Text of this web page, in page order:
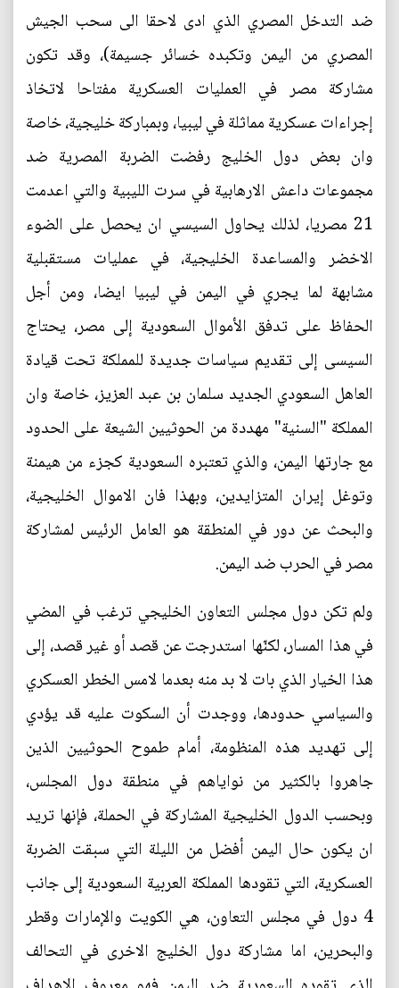
ضد التدخل المصري الذي ادى لاحقا الى سحب الجيش
المصري من اليمن وتكبده خسائر جسيمة)، وقد تكون
مشاركة مصر في العمليات العسكرية مفتاحا لاتخاذ
إجراءات عسكرية مماثلة في ليبيا، وبمباركة خليجية، خاصة
وان بعض دول الخليج رفضت الضربة المصرية ضد
مجموعات داعش الارهابية في سرت الليبية والتي اعدمت
21 مصريا، لذلك يحاول السيسي ان يحصل على الضوء
الاخضر والمساعدة الخليجية، في عمليات مستقبلية
مشابهة لما يجري في اليمن في ليبيا ايضا، ومن أجل
الحفاظ على تدفق الأموال السعودية إلى مصر، يحتاج
السيسى إلى تقديم سياسات جديدة للمملكة تحت قيادة
العاهل السعودي الجديد سلمان بن عبد العزيز، خاصة وان
المملكة "السنية" مهددة من الحوثيين الشيعة على الحدود
مع جارتها اليمن، والذي تعتبره السعودية كجزء من هيمنة
وتوغل إيران المتزايدين، وبهذا فان الاموال الخليجية،
والبحث عن دور في المنطقة هو العامل الرئيس لمشاركة
مصر في الحرب ضد اليمن.
ولم تكن دول مجلس التعاون الخليجي ترغب في المضي
في هذا المسار، لكنّها استدرجت عن قصد أو غير قصد، إلى
هذا الخيار الذي بات لا بد منه بعدما لامس الخطر العسكري
والسياسي حدودها، ووجدت أن السكوت عليه قد يؤدي
إلى تهديد هذه المنظومة، أمام طموح الحوثيين الذين
جاهروا بالكثير من نواياهم في منطقة دول المجلس،
وبحسب الدول الخليجية المشاركة في الحملة، فإنها تريد
ان يكون حال اليمن أفضل من الليلة التي سبقت الضربة
العسكرية، التي تقودها المملكة العربية السعودية إلى جانب
4 دول في مجلس التعاون، هي الكويت والإمارات وقطر
والبحرين، اما مشاركة دول الخليج الاخرى في التحالف